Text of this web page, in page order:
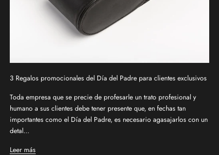
3 Regalos promocionales del Día del Padre para clientes exclusivos
Toda empresa que se precie de profesarle un trato profesional y
humano a sus clientes debe tener presente que, en fechas tan
importantes como el Día del Padre, es necesario agasajarlos con un
detal...
Leer más